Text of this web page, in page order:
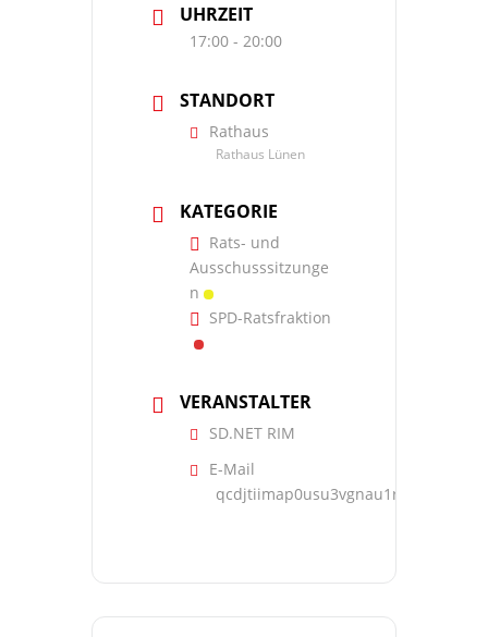
UHRZEIT
17:00 - 20:00
STANDORT
Rathaus
Rathaus Lünen
KATEGORIE
Rats- und
Ausschusssitzunge
n
SPD-Ratsfraktion
VERANSTALTER
SD.NET RIM
E-Mail